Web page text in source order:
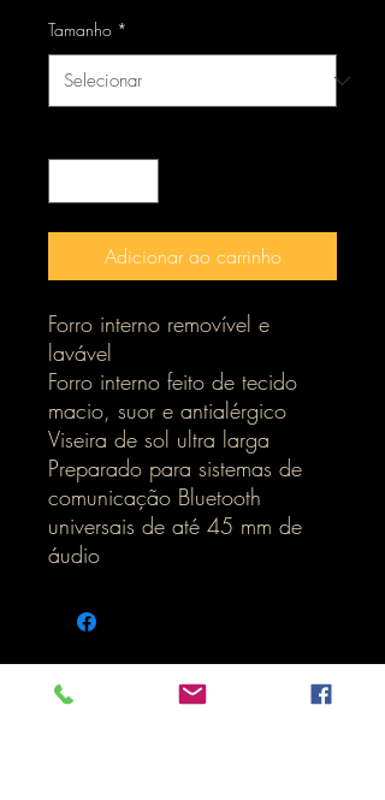
Tamanho *
Adicionar ao carrinho
Forro interno removível e
lavável
Forro interno feito de tecido
macio, suor e antialérgico
Viseira de sol ultra larga
Preparado para sistemas de
comunicação Bluetooth
universais de até 45 mm de
áudio
Inicio